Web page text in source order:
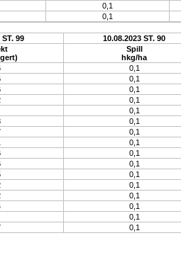
0,1
0,1
ST. 99 10.08.2023 ST. 90
Spill
hkg/ha
0,1
0,1
0,1
0,1
0,1
0,1
0,1
0,1
0,1
0,1
0,1
0,1
0,1
0,1
0,1
0,1